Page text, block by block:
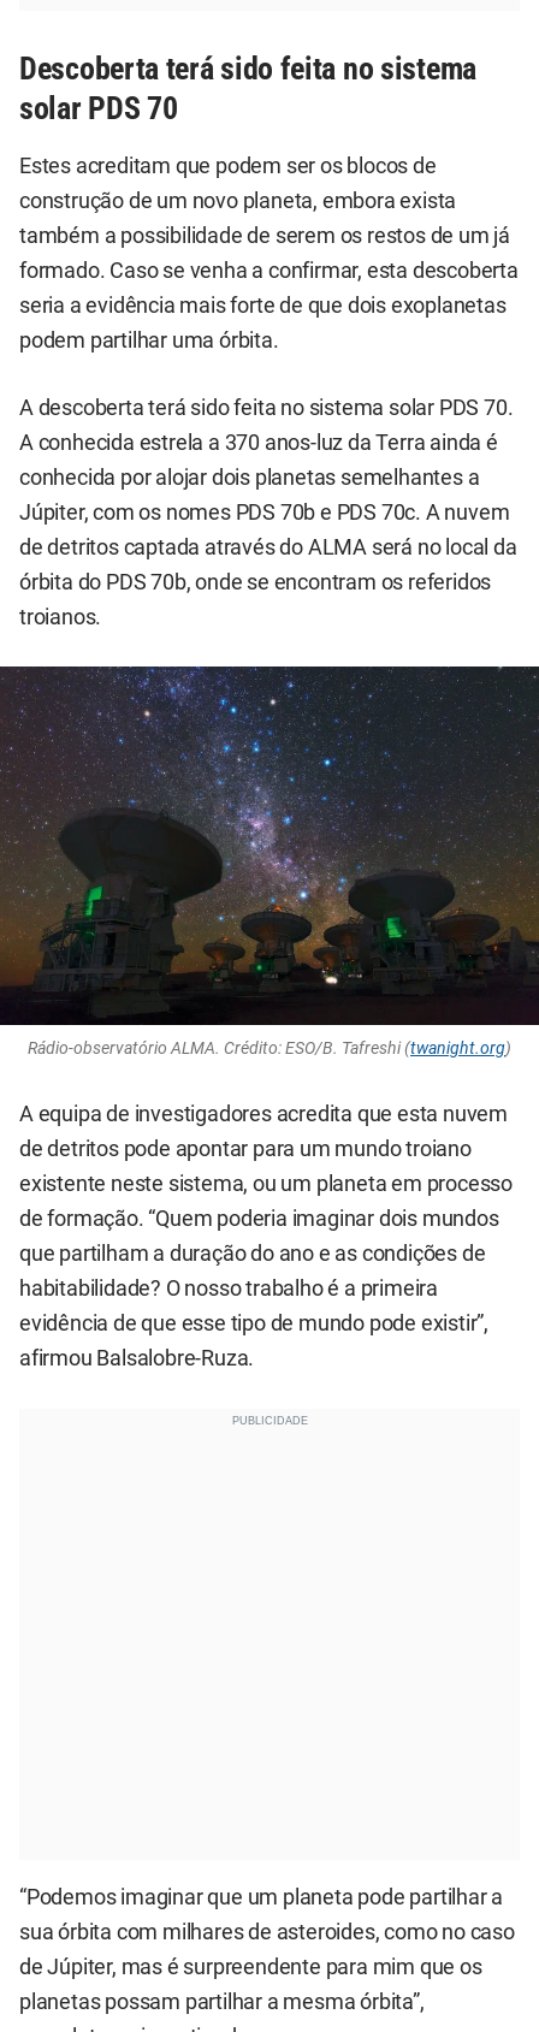
Descoberta terá sido feita no sistema
solar PDS 70
Estes acreditam que podem ser os blocos de
construção de um novo planeta, embora exista
também a possibilidade de serem os restos de um já
formado. Caso se venha a confirmar, esta descoberta
seria a evidência mais forte de que dois exoplanetas
podem partilhar uma órbita.
A descoberta terá sido feita no sistema solar PDS 70.
A conhecida estrela a 370 anos-luz da Terra ainda é
conhecida por alojar dois planetas semelhantes a
Júpiter, com os nomes PDS 70b e PDS 70c. A nuvem
de detritos captada através do ALMA será no local da
órbita do PDS 70b, onde se encontram os referidos
troianos.
Rádio-observatório ALMA. Crédito: ESO/B. Tafreshi (twanight.org)
A equipa de investigadores acredita que esta nuvem
de detritos pode apontar para um mundo troiano
existente neste sistema, ou um planeta em processo
de formação. “Quem poderia imaginar dois mundos
que partilham a duração do ano e as condições de
habitabilidade? O nosso trabalho é a primeira
evidência de que esse tipo de mundo pode existir”,
afirmou Balsalobre-Ruza.
“Podemos imaginar que um planeta pode partilhar a
sua órbita com milhares de asteroides, como no caso
de Júpiter, mas é surpreendente para mim que os
planetas possam partilhar a mesma órbita”,